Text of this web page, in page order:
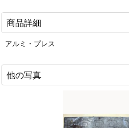
商品詳細
アルミ・プレス
他の写真